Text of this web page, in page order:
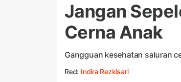
Jangan
Cerna Anak
Gangguan kesehatan saluran
Red: Indira Rezkisari